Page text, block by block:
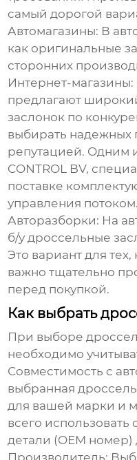
самый дорогой
Автомагазины: В
как оригинальные
сторонних
Интернет-магазины:
предлагают
заслонок по
выбирать надежных
репутацией. Одним
CONTROL BV,
поставке
управления потоком.
Авторазборки: На
б/у дроссельные
Это вариант для
важно тщательно
перед покупкой.
Как выбрать
При выборе
необходимо
Совместимость с
выбранная
для вашей марки и
всего
детали (OEM номер)